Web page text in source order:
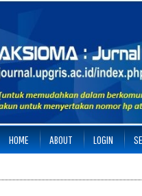
HOME ABOUT LOGIN